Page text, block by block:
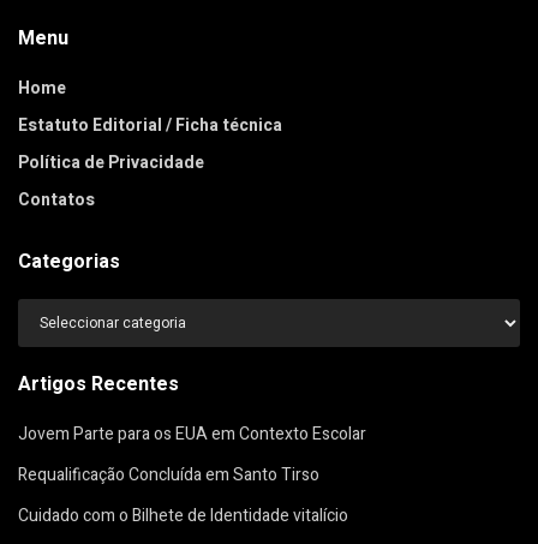
Menu
Home
Estatuto Editorial / Ficha técnica
Política de Privacidade
Contatos
Categorias
Categorias
Artigos Recentes
Jovem Parte para os EUA em Contexto Escolar
Requalificação Concluída em Santo Tirso
Cuidado com o Bilhete de Identidade vitalício